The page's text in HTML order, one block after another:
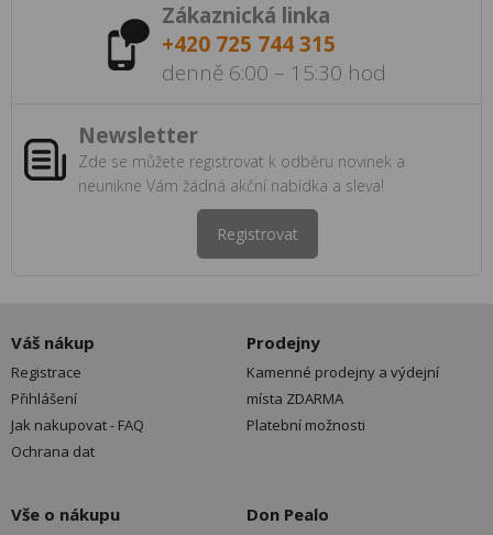
Zákaznická linka
+420 725 744 315
denně 6:00 – 15:30 hod
Newsletter
Zde se můžete registrovat k odběru novinek a
neunikne Vám žádná akční nabídka a sleva!
Registrovat
Váš nákup
Registrace
Přihlášení
Jak nakupovat - FAQ
Ochrana dat
Prodejny
Kamenné prodejny a výdejní
místa ZDARMA
Platební možnosti
Vše o nákupu Don Pealo